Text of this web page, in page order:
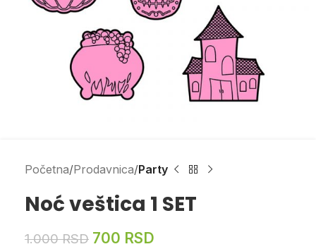
Početna Prodavnica Party
Noć veštica 1 SET
1.000RSD 700 RSD